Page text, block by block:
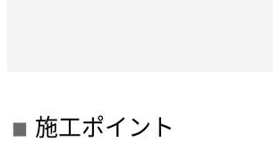
施工ポイント